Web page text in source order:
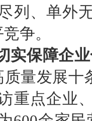
列、单外
争。
实保障企
质量发展十
重点企业